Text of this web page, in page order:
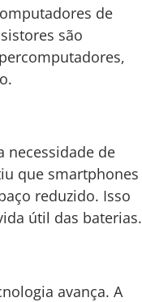
de
são
necessidade de
que smartphones
reduzido. Isso
útil das baterias.
avança. A